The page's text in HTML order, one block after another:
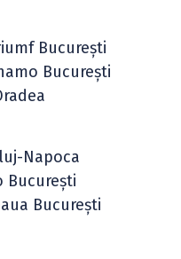
București
București
Napoca
București
București